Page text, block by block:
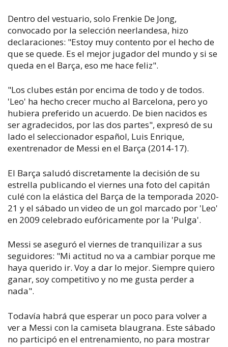
Dentro del vestuario, solo Frenkie De Jong,
convocado por la selección neerlandesa, hizo
declaraciones: "Estoy muy contento por el hecho de
que se quede. Es el mejor jugador del mundo y si se
queda en el Barça, eso me hace feliz".
"Los clubes están por encima de todo y de todos.
'Leo' ha hecho crecer mucho al Barcelona, pero yo
hubiera preferido un acuerdo. De bien nacidos es
ser agradecidos, por las dos partes", expresó de su
lado el seleccionador español, Luis Enrique,
exentrenador de Messi en el Barça (2014-17).
El Barça saludó discretamente la decisión de su
estrella publicando el viernes una foto del capitán
culé con la elástica del Barça de la temporada 2020-
21 y el sábado un video de un gol marcado por 'Leo'
en 2009 celebrado eufóricamente por la 'Pulga'.
Messi se aseguró el viernes de tranquilizar a sus
seguidores: "Mi actitud no va a cambiar porque me
haya querido ir. Voy a dar lo mejor. Siempre quiero
ganar, soy competitivo y no me gusta perder a
nada".
Todavía habrá que esperar un poco para volver a
ver a Messi con la camiseta blaugrana. Este sábado
no participó en el entrenamiento, no para mostrar